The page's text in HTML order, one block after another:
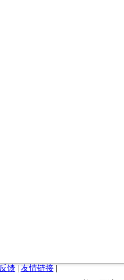
馈| 友情链接|